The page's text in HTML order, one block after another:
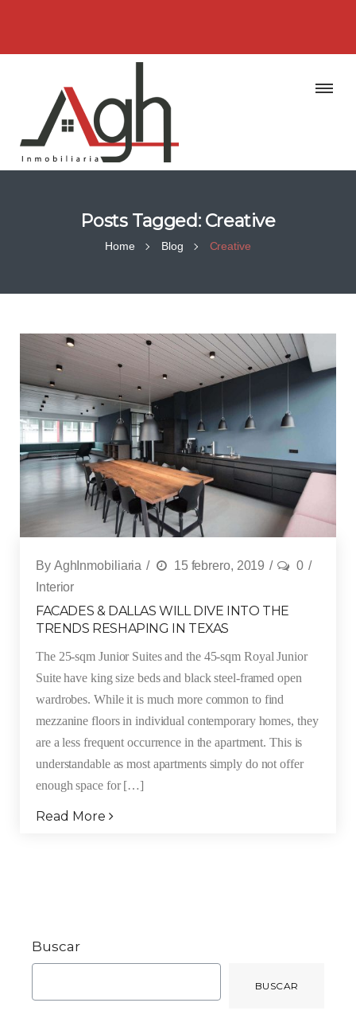
Posts Tagged: Creative
Home Blog Creative
By AghInmobiliaria 15 febrero, 2019
0
Interior
FACADES & DALLAS WILL DIVE INTO THE
TRENDS RESHAPING IN TEXAS
The 25-sqm Junior Suites and the 45-sqm Royal Junior
Suite have king size beds and black steel-framed open
wardrobes. While it is much more common to find
mezzanine floors in individual contemporary homes, they
are a less frequent occurrence in the apartment. This is
understandable as most apartments simply do not offer
enough space for […]
Read More
Buscar
BUSCAR